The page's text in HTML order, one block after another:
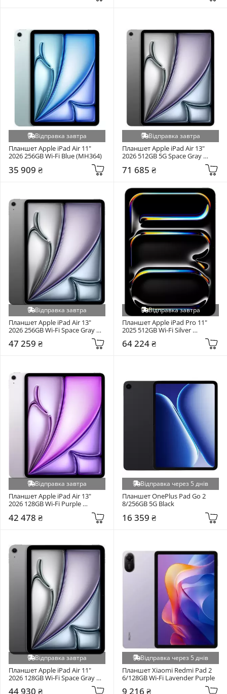
Відправка завтра
Планшет Apple iPad Air 11"
2026 256GB Wi-Fi Blue (MH364)
35 909 ₴
Відправка завтра
Планшет Apple iPad Air 13"
2026 512GB 5G Space Gray
71 685 ₴
Відправка завтра
Планшет Apple iPad Air 13"
2026 256GB Wi-Fi Space Gray
47 259 ₴
Відправка завтра
Планшет Apple iPad Pro 11"
2025 512GB Wi-Fi Silver
64 224 ₴
Відправка завтра
Планшет Apple iPad Air 13"
2026 128GB Wi-Fi Purple
42 478 ₴
Відправка через 5 днів
Планшет OnePlus Pad Go 2
8/256GB 5G Black
16 359 ₴
Відправка завтра
Планшет Apple iPad Air 11"
2026 128GB Wi-Fi Space Gray
44 930 ₴
Відправка через 5 днів
Планшет Xiaomi Redmi Pad 2
6/128GB Wi-Fi Lavender Purple
9 216 ₴